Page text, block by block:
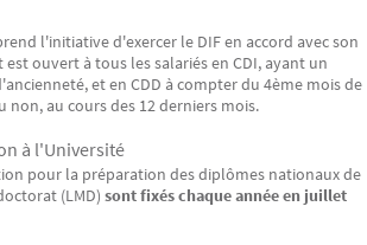
l'initiative d'exercer le DIF en accord avec son
ouvert à tous les salariés en CDI, ayant un
et en CDD à compter du 4ème mois de
non, au cours des 12 derniers mois.
à l'Université
pour la préparation des diplômes nationaux de
(LMD) sont fixés chaque année en juillet